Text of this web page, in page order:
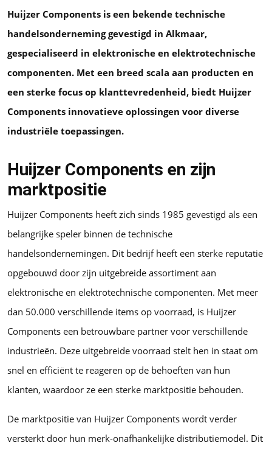
Huijzer Components is een bekende technische
handelsonderneming gevestigd in Alkmaar,
gespecialiseerd in elektronische en elektrotechnische
componenten. Met een breed scala aan producten en
een sterke focus op klanttevredenheid, biedt Huijzer
Components innovatieve oplossingen voor diverse
industriële toepassingen.
Huijzer Components en zijn
marktpositie
Huijzer Components heeft zich sinds 1985 gevestigd als een
belangrijke speler binnen de technische
handelsondernemingen. Dit bedrijf heeft een sterke reputatie
opgebouwd door zijn uitgebreide assortiment aan
elektronische en elektrotechnische componenten. Met meer
dan 50.000 verschillende items op voorraad, is Huijzer
Components een betrouwbare partner voor verschillende
industrieën. Deze uitgebreide voorraad stelt hen in staat om
snel en efficiënt te reageren op de behoeften van hun
klanten, waardoor ze een sterke marktpositie behouden.
De marktpositie van Huijzer Components wordt verder
versterkt door hun merk-onafhankelijke distributiemodel. Dit